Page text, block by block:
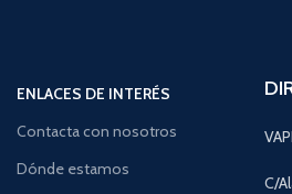
ENLACES DE INTERÉS
Contacta con nosotros
Dónde estamos
C/